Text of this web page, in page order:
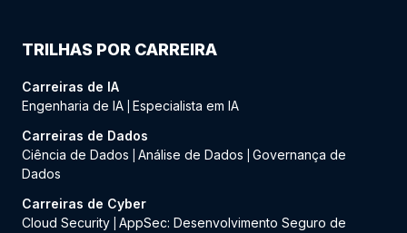
TRILHAS POR CARREIRA
Carreiras de IA
Engenharia de IA Especialista em IA
Carreiras de Dados
Ciência de Dados
Análise de Dados
Governança de
Dados
Carreiras de Cyber
Cloud Security AppSec: Desenvolvimento Seguro de